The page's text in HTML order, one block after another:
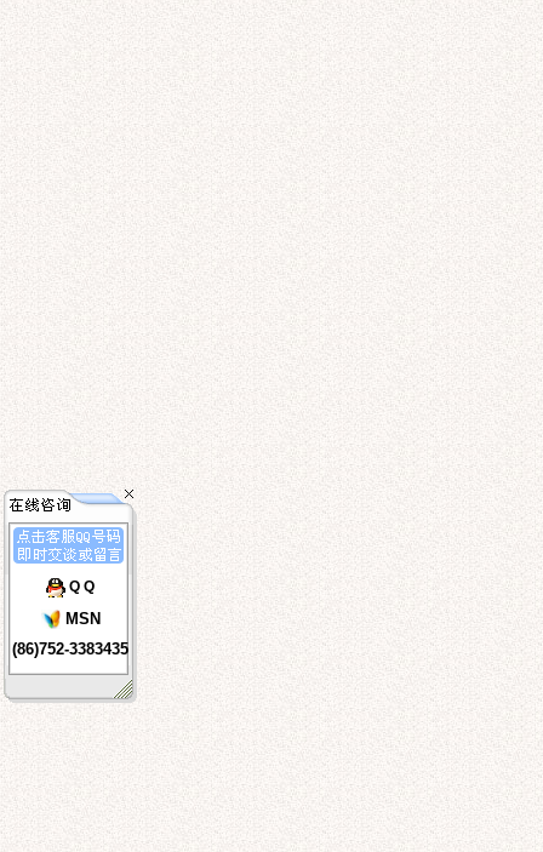
Q Q
MSN
(86)752-3383435